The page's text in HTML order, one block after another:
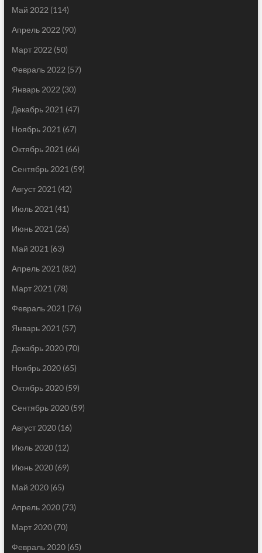
Май 2022 (114)
Апрель 2022 (90)
Март 2022 (50)
Февраль 2022 (57)
Январь 2022 (30)
Декабрь 2021 (47)
Ноябрь 2021 (67)
Октябрь 2021 (66)
Сентябрь 2021 (59)
Август 2021 (42)
Июль 2021 (41)
Июнь 2021 (26)
Май 2021 (63)
Апрель 2021 (82)
Март 2021 (78)
Февраль 2021 (76)
Январь 2021 (57)
Декабрь 2020(70)
Ноябрь 2020(65)
Октябрь 2020(59)
Сентябрь 2020(59)
Август 2020(16)
Июль 2020(12)
Июнь 2020(69)
Май 2020(65)
Апрель 2020(73)
Март 2020(70)
Февраль 2020(65)